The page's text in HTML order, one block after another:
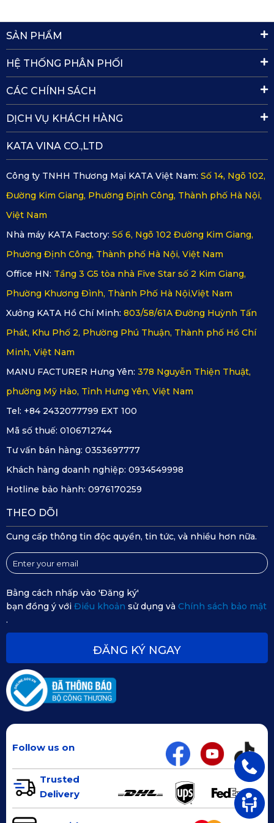
Hướng dẫn vệ sinh tấm lót sàn ô tô KATA
cho Brabus B45
sàn ô tô Brabus B45 nhanh nhất như sau:
Tháo từng miếng lót ra khỏi sàn đặt thảm lên mặt phẳng.
Dùng vòi nước lần lượt xịt lên mặt trên và mặt dưới của
thảm (có thể dùng chất tẩy rửa phù hợp).
Chờ thảm khô (bước này có thể dùng xì khô hoặc để
Lắp đặt các tấm thảm theo đúng vị trí ban đầu.
SẢN PHẨM
HỆ THỐNG PHÂN PHỐI
CÁC CHÍNH SÁCH
DỊCH VỤ KHÁCH HÀNG
KATA VINA CO.,LTD
Công ty TNHH Thương Mại KATA Việt Nam: Số 14, Ngõ 102,
Đường Kim Giang, Phường Định Công, Thành phố Hà Nội,
Việt Nam
Nhà máy KATA Factory: Số 6, Ngõ 102 Đường Kim Giang,
Phường Định Công, Thành phố Hà Nội, Việt Nam
Office HN: Tầng 3 G5 tòa nhà Five Star số 2 Kim Giang,
Phường Khương Đình, Thành Phố Hà Nội,Việt Nam
Xưởng KATA Hồ Chí Minh: 803/58/61A Đường Huỳnh Tấn
Phát, Khu Phố 2, Phường Phú Thuận, Thành phố Hồ Chí
Minh, Việt Nam
MANU FACTURER Hưng Yên: 378 Nguyễn Thiện Thuật,
phường Mỹ Hào, Tỉnh Hưng Yên, Việt Nam
Tel: +84 2432077799 EXT 100
Mã số thuế: 0106712744
Tư vấn bán hàng: 0353697777
Khách hàng doanh nghiệp: 0934549998
Hotline bảo hành: 0976170259
THEO DÕI
Cung cấp thông tin độc quyền, tin tức, và nhiều hơn nữa.
Bằng cách nhấp vào 'Đăng ký'
bạn đồng ý với Điều khoản sử dụng và Chính sách bảo mật
.
ĐĂNG KÝ NGAY
Follow us on
Trusted
Delivery